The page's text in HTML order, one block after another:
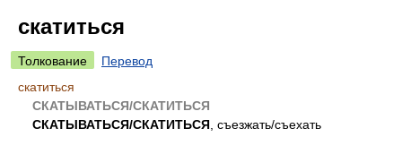
скатиться
Толкование
Перевод
скатиться
СКАТЫВАТЬСЯ/СКАТИТЬСЯ
СКАТЫВАТЬСЯ/СКАТИТЬСЯ , съезжать/съехать